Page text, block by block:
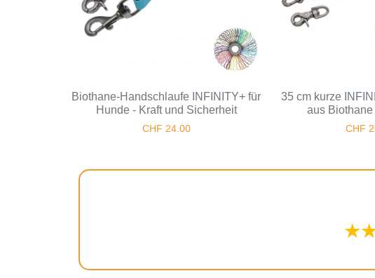
Biothane-Handschlaufe INFINITY+ für
Hunde - Kraft und Sicherheit
CHF 24.00
35 cm kurze
aus
CHF